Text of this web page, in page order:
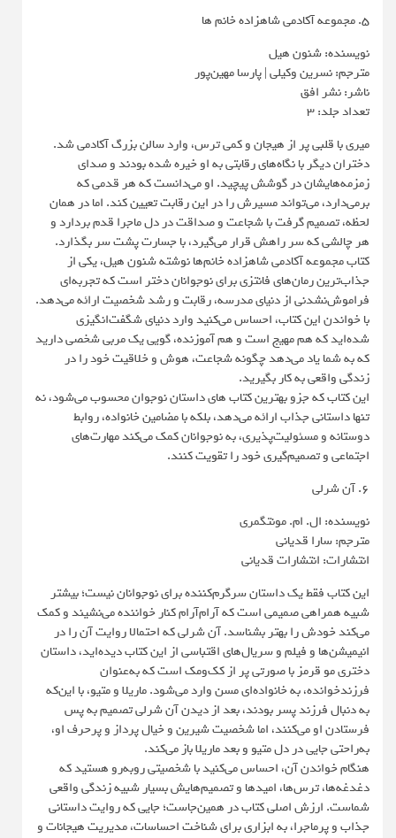
5. مجموعه آکادمی شاهزاده خانم ها
نویسنده: شنون هیل
مترجم: نسرین وکیلی | پارسا مهین‌پور
ناشر: نشر افق
تعداد جلد: 3
میری با قلبی پر از هیجان و کمی ترس، وارد سالن بزرگ آکادمی شد.
دختران دیگر با نگاه‌های رقابتی به او خیره شده بودند و صدای
زمزمه‌هایشان در گوشش پیچید. او می‌دانست که هر قدمی که
برمی‌دارد، می‌تواند مسیرش را در این رقابت تعیین کند. اما در همان
لحظه، تصمیم گرفت با شجاعت و صداقت در دل ماجرا قدم بردارد و
هر چالشی که سر راهش قرار می‌گیرد، با جسارت پشت سر بگذارد.
کتاب مجموعه آکادمی شاهزاده خانم‌ها نوشته شنون هیل، یکی از
جذاب‌ترین رمان‌های فانتزی برای نوجوانان دختر است که تجربه‌ای
فراموش‌نشدنی از دنیای مدرسه، رقابت و رشد شخصیت ارائه می‌دهد.
با خواندن این کتاب، احساس می‌کنید وارد دنیای شگفت‌انگیزی
شده‌اید که هم مهیج است و هم آموزنده، گویی یک مربی شخصی دارید
که به شما یاد می‌دهد چگونه شجاعت، هوش و خلاقیت خود را در
زندگی واقعی به کار بگیرید.
این کتاب که جزو بهترین کتاب‌ های داستان نوجوان محسوب می‌شود، نه
تنها داستانی جذاب ارائه می‌دهد، بلکه با مضامین خانواده، روابط
دوستانه و مسئولیت‌پذیری، به نوجوانان کمک می‌کند مهارت‌های
اجتماعی و تصمیم‌گیری خود را تقویت کنند.
6. آن شرلی
نویسنده: ال. ام. مونتگمری
مترجم: سارا قدیانی
انتشارات: انتشارات قدیانی
این کتاب فقط یک داستان سرگرم‌کننده برای نوجوانان نیست؛ بیشتر
شبیه همراهی صمیمی است که آرام‌آرام کنار خواننده می‌نشیند و کمک
می‌کند خودش را بهتر بشناسد. آن شرلی که احتمالا روایت آن را در
انیمیشن‌ها و فیلم‌ و سریال‌های اقتباسی از این کتاب دیده‌اید، داستان
دختری مو قرمز با صورتی پر از کک‌ومک است که به‌عنوان
فرزندخوانده، به خانواده‌ای مسن وارد می‌شود. ماریلا و متیو، با این‌که
به دنبال فرزند پسر بودند، بعد از دیدن آن شرلی تصمیم به پس
فرستادن او می‌کنند، اما شخصیت شیرین و خیال پرداز و پرحرف او،
به‌راحتی جایی در دل متیو و بعد ماریلا باز می‌کند.
هنگام خواندن آن، احساس می‌کنید با شخصیتی روبه‌رو هستید که
دغدغه‌ها، ترس‌ها، امیدها و تصمیم‌هایش بسیار شبیه زندگی واقعی
شماست. ارزش اصلی کتاب در همین‌جاست؛ جایی که روایت داستانی
جذاب و پرماجرا، به ابزاری برای شناخت احساسات، مدیریت هیجانات و